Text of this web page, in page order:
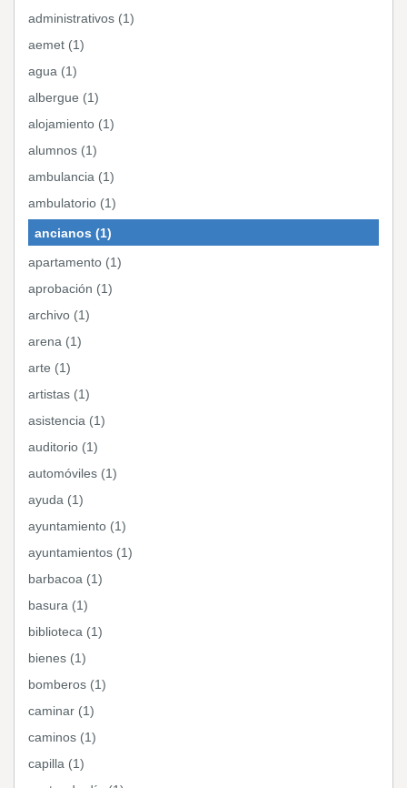
administrativos (1)
aemet (1)
agua (1)
albergue (1)
alojamiento (1)
alumnos (1)
ambulancia (1)
ambulatorio (1)
ancianos (1)
apartamento (1)
aprobación (1)
archivo (1)
arena (1)
arte (1)
artistas (1)
asistencia (1)
auditorio (1)
automóviles (1)
ayuda (1)
ayuntamiento (1)
ayuntamientos (1)
barbacoa (1)
basura (1)
biblioteca (1)
bienes (1)
bomberos (1)
caminar (1)
caminos (1)
capilla (1)